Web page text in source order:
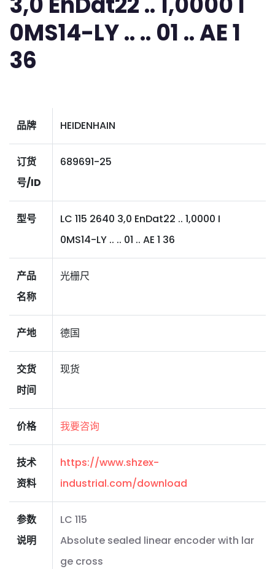
0MS14-LY .. .. 01 .. AE 1
36
品牌 HEIDENHAIN
订货
号/ID
689691-25
型号
LC 115 2640 3,0 EnDat22 .. 1,0000 I
0MS14-LY .. .. 01 .. AE 1 36
产品
名称
光栅尺
产地 德国
交货
时间
现货
价格 我要咨询
技术
资料
https://www.shzex-
industrial.com/download
参数
说明
LC 115
Absolute sealed linear encoder with lar
ge cross